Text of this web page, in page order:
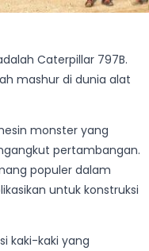
Caterpillar 797B.
mashur di dunia alat
monster yang
pertambangan.
populer dalam
untuk konstruksi
kaki-kaki yang